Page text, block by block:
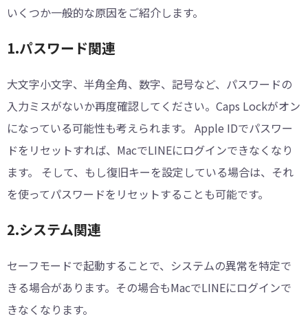
いくつか一般的な原因をご紹介します。
︎1.パスワード関連
大文字小文字、半角全角、数字、記号など、パスワードの
入力ミスがないか再度確認してください。Caps Lockがオン
になっている可能性も考えられます。 Apple IDでパスワー
ドをリセットすれば、MacでLINEにログインできなくなり
ます。 そして、もし復旧キーを設定している場合は、それ
を使ってパスワードをリセットすることも可能です。
︎2.システム関連
セーフモードで起動することで、システムの異常を特定で
きる場合があります。その場合もMacでLINEにログインで
きなくなります。